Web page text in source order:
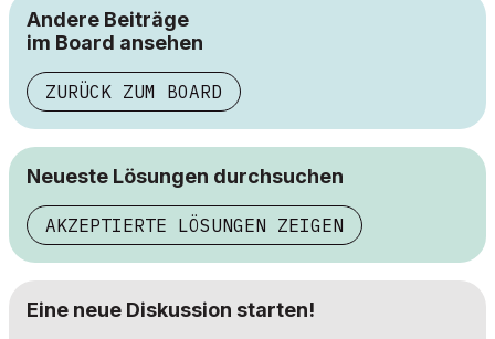
Andere Beiträge
im Board ansehen
ZURÜCK ZUM BOARD
Neueste Lösungen durchsuchen
AKZEPTIERTE LÖSUNGEN ZEIGEN
Eine neue Diskussion starten!